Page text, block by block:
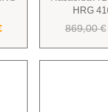
HRG
869,00€